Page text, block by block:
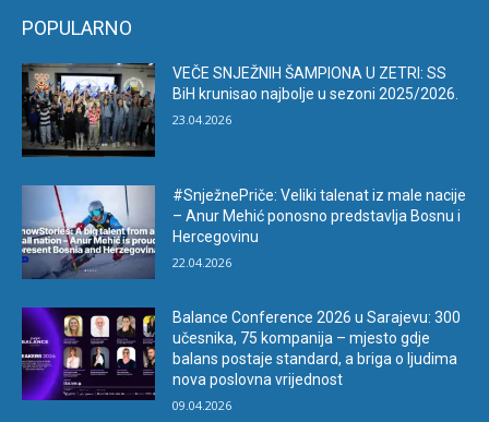
POPULARNO
VEČE SNJEŽNIH ŠAMPIONA U ZETRI: SS
BiH krunisao najbolje u sezoni 2025/2026.
23.04.2026
#SnježnePriče: Veliki talenat iz male nacije
– Anur Mehić ponosno predstavlja Bosnu i
Hercegovinu
22.04.2026
Balance Conference 2026 u Sarajevu: 300
učesnika, 75 kompanija – mjesto gdje
balans postaje standard, a briga o ljudima
nova poslovna vrijednost
09.04.2026